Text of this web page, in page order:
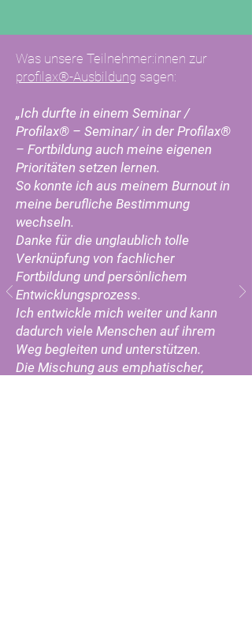
Was unsere Teilnehmer:innen zur
profilax®-Ausbildung sagen:
„Ich durfte in einem Seminar /
Profilax® – Seminar/ in der Profilax®
– Fortbildung auch meine eigenen
Prioritäten setzen lernen.
So konnte ich aus meinem Burnout in
meine berufliche Bestimmung
wechseln.
Danke für die unglaublich tolle
Verknüpfung von fachlicher
Fortbildung und persönlichem
Entwicklungsprozess.
Ich entwickle mich weiter und kann
dadurch viele Menschen auf ihrem
Weg begleiten und unterstützen.
Die Mischung aus emphatischer,